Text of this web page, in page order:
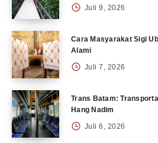
Juli 9, 2026
Cara Masyarakat Sigi
Alami
Juli 7, 2026
Trans Batam:
Hang Nadim
Juli 6, 2026